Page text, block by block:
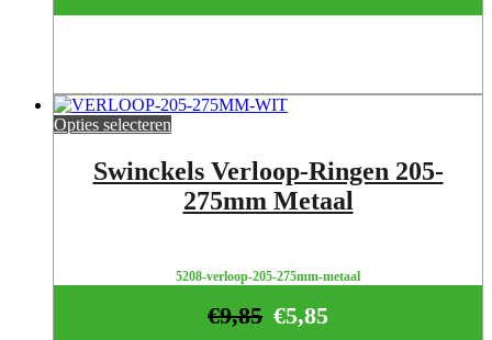
Opties selecteren
Swinckels Verloop-Ringen 205-
275mm Metaal
5208-verloop-205-275mm-metaal
€5,85
€9,85